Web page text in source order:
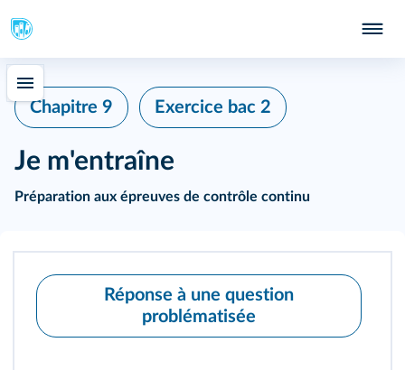
Chapitre 9 Exercice bac 2
Je m'entraîne
Préparation aux épreuves de contrôle continu
Réponse à une question
problématisée